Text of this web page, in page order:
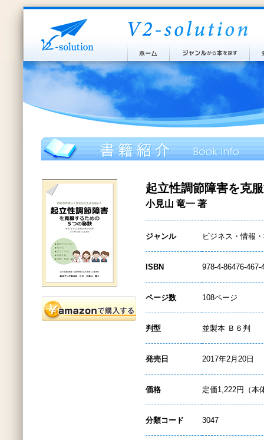
起立性調節障害を克
小見山 竜一 著
ジャンル ビジネス・情報
ISBN 978-4-86476-467-
ページ数 108ページ
判型 並製本 Ｂ６判
発売日 2017年2月20日
価格 定価1,222円（本
分類コード 3047